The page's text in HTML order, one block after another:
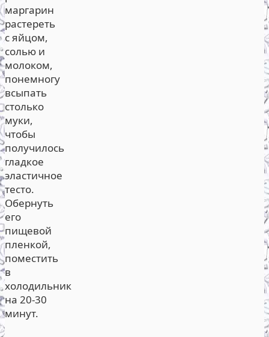
маргарин
растереть
с яйцом,
солью и
молоком,
понемногу
всыпать
столько
муки,
чтобы
получилось
гладкое
эластичное
тесто.
Обернуть
его
пищевой
пленкой,
поместить
в
холодильник
на 20-30
минут.